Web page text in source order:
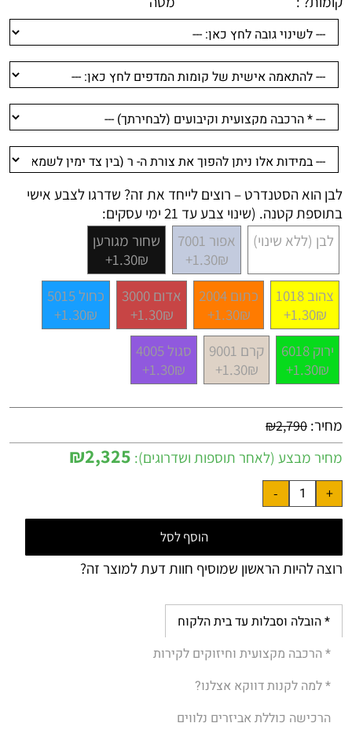
לבן הוא הסטנדרט – רוצים לייחד את זה? שדרגו לצבע אישי
בתוספת קטנה. (שינוי צבע עד 21 ימי עסקים:
לבן (ללא שינוי)
אפור 7001
1.30₪+
שחור מגורען
1.30₪+
צהוב 1018
1.30₪+
כתום 2004
1.30₪+
אדום 3000
1.30₪+
כחול 5015
1.30₪+
ירוק 6018
1.30₪+
קרם 9001
1.30₪+
סגול 4005
1.30₪+
מחיר: ₪2,790
מחיר מבצע (לאחר תוספות ושדרוגים): ₪2,325
הוסף לסל
רוצה להיות הראשון שמוסיף חוות דעת למוצר זה?
* הובלה וסבלות עד בית הלקוח
* הרכבה מקצועית וחיזוקים לקירות
* למה לקנות דווקא אצלנו?
הרכישה כוללת אביזרים נלווים